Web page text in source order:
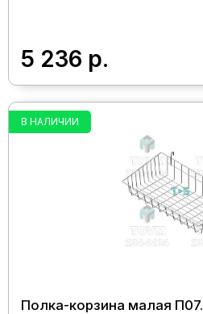
5 236 р.
В НАЛИЧИИ
Полка-корзина малая П07.